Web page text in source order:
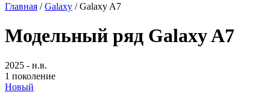
Главная /Galaxy / Galaxy A7
Модельный ряд Galaxy A7
2025 - н.в.
1 поколение
Новый